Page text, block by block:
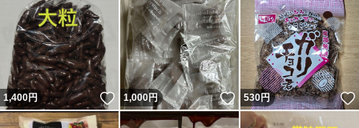
1,400円 いいね！
1,000円 いいね！
530円